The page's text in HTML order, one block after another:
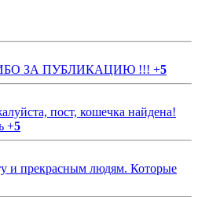
ЗА ПУБЛИКАЦИЮ !!! +5
пост, кошечка найдена!
+5
и прекрасным людям. Которые